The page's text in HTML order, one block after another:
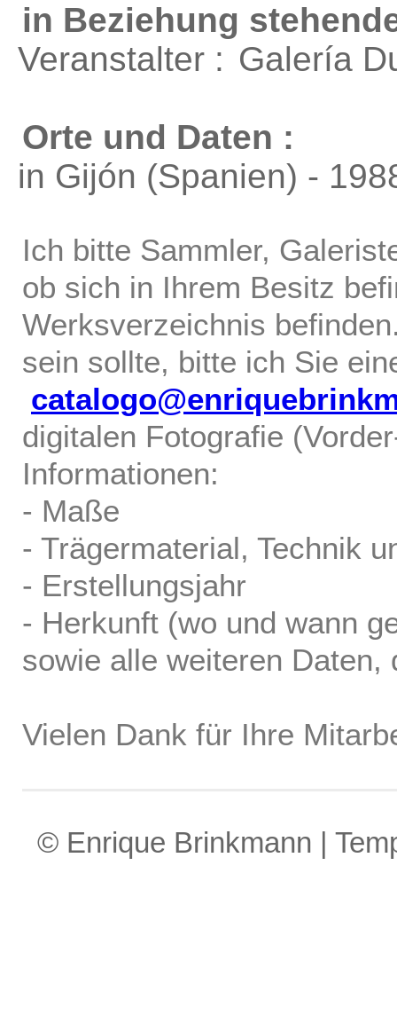
in Beziehung
Veranstalter : Galería
Orte und Daten :
in Gijón (Spanien) -
Ich bitte Sammler,
ob sich in Ihrem Besitz
Werksverzeichnis
sein sollte, bitte ich Sie
digitalen Fotografie
Informationen:
- Maße
- Trägermaterial, Technik
- Erstellungsjahr
- Herkunft (wo und wann
sowie alle weiteren
Vielen Dank für Ihre
© Enrique Brinkmann |